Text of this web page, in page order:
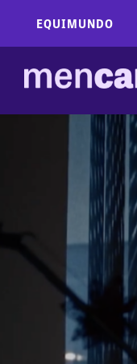
EQUIMUNDO